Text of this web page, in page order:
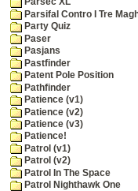
Parsec XL
Parsifal Contro I Tre
Party Quiz
Paser
Pasjans
Pastfinder
Patent Pole Position
Pathfinder
Patience (v1)
Patience (v2)
Patience (v3)
Patience!
Patrol (v1)
Patrol (v2)
Patrol In The Space
Patrol Nighthawk One